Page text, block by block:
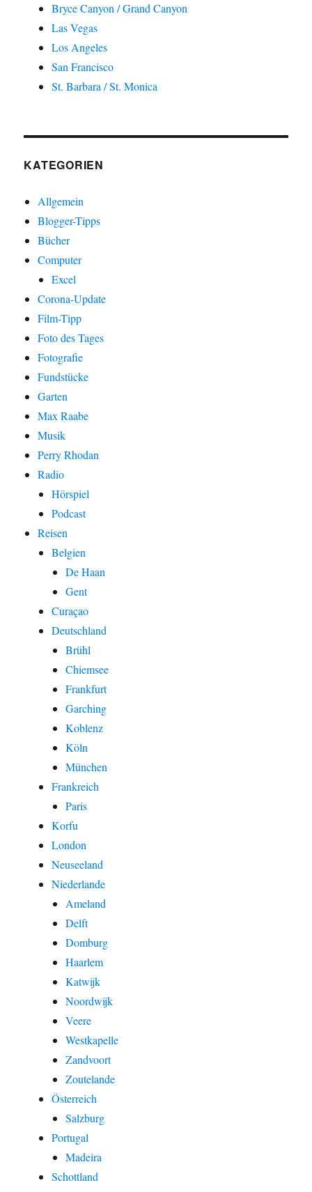
Bryce Canyon / Grand Canyon
Las Vegas
Los Angeles
San Francisco
St. Barbara / St. Monica
KATEGORIEN
Allgemein
Blogger-Tipps
Bücher
Computer
Excel
Corona-Update
Film-Tipp
Foto des Tages
Fotografie
Fundstücke
Garten
Max Raabe
Musik
Perry Rhodan
Radio
Hörspiel
Podcast
Reisen
Belgien
De Haan
Gent
Curaçao
Deutschland
Brühl
Chiemsee
Frankfurt
Garching
Koblenz
Köln
München
Frankreich
Paris
Korfu
London
Neuseeland
Niederlande
Ameland
Delft
Domburg
Haarlem
Katwijk
Noordwijk
Veere
Westkapelle
Zandvoort
Zoutelande
Österreich
Salzburg
Portugal
Madeira
Schottland